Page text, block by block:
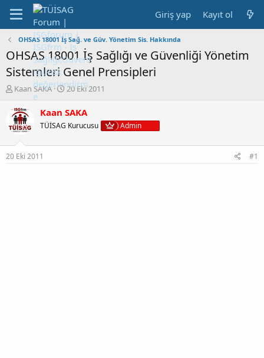
Giriş yap Kayıt ol
OHSAS 18001 İş Sağ. ve Güv. Yönetim Sis. Hakkında
OHSAS 18001 İş Sağlığı ve Güvenliği Yönetim
Sistemleri Genel Prensipleri
K
n
b
u
u
b
Kaan SAKA
B
ş
a
20 Eki 2011
Kaan SAKA
TÜİSAG Kurucusu Admin
20 Eki 2011 #1